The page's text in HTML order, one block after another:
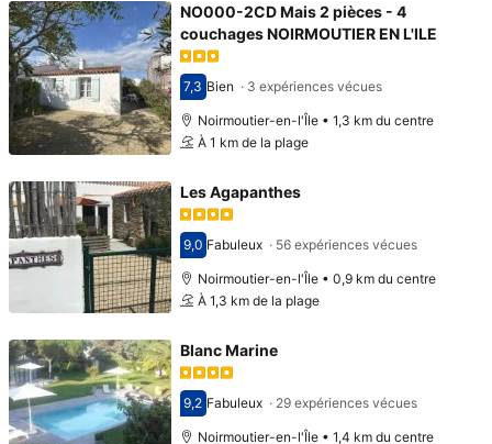
NO000-2CD Mais 2 pièces - 4
couchages NOIRMOUTIER EN L'ILE
Avec une note de 7,3
7,3 Bien · 3 expériences vécues
Noirmoutier-en-l'Île • 1,3 km du centre
À 1 km de la plage
Les Agapanthes
Avec une note de 9,0
9,0 Fabuleux · 56 expériences vécues
Noirmoutier-en-l'Île • 0,9 km du centre
À 1,3 km de la plage
Blanc Marine
Avec une note de 9,2
9,2 Fabuleux · 29 expériences vécues
Noirmoutier-en-l'Île • 1,4 km du centre